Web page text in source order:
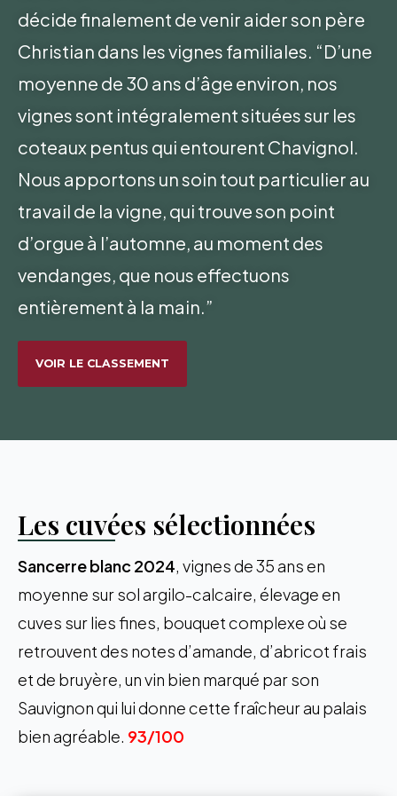
décide finalement de venir aider son père
Christian dans les vignes familiales. “D’une
moyenne de 30 ans d’âge environ, nos
vignes sont intégralement situées sur les
coteaux pentus qui entourent Chavignol.
Nous apportons un soin tout particulier au
travail de la vigne, qui trouve son point
d’orgue à l’automne, au moment des
vendanges, que nous effectuons
entièrement à la main.”
VOIR LE CLASSEMENT
Les cuvées sélectionnées
Sancerre blanc 2024 , vignes de 35 ans en
moyenne sur sol argilo-calcaire, élevage en
cuves sur lies fines, bouquet complexe où se
retrouvent des notes d’amande, d’abricot frais
et de bruyère, un vin bien marqué par son
Sauvignon qui lui donne cette fraîcheur au palais
bien agréable. 93/100